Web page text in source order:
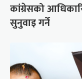
कांग्रेसको
सुनुवाइ गर्ने